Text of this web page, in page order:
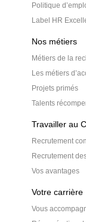
Politique
Label HR
Nos métiers
Métiers de la
Les métiers
Projets primés
Talents
Travailler au
Recrutement
Recrutement
Vos avantages
Votre carrière
Vous